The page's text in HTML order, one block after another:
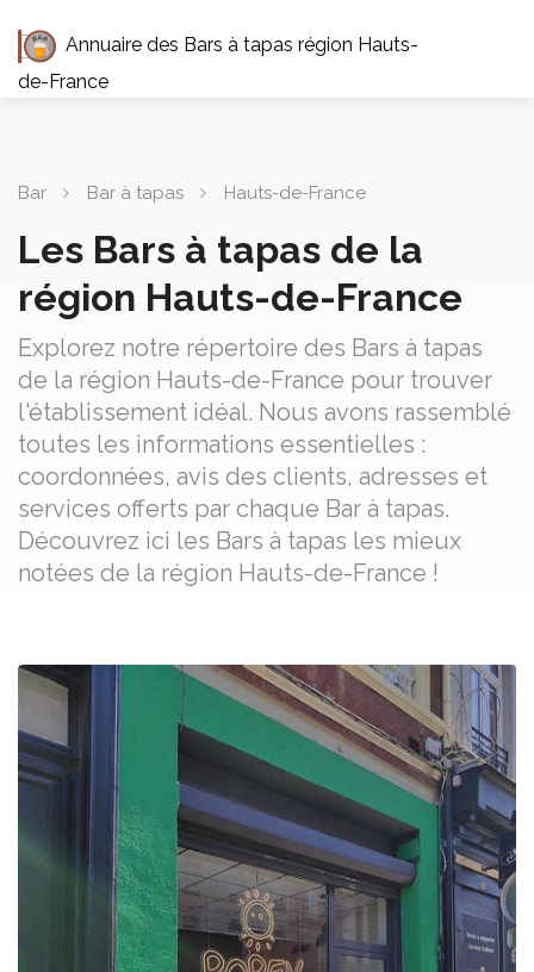
Annuaire des Bars à tapas région Hauts-
de-France
Bar Bar à tapas Hauts-de-France
Les Bars à tapas de la
région Hauts-de-France
Explorez notre répertoire des Bars à tapas
de la région Hauts-de-France pour trouver
l'établissement idéal. Nous avons rassemblé
toutes les informations essentielles :
coordonnées, avis des clients, adresses et
services offerts par chaque Bar à tapas.
Découvrez ici les Bars à tapas les mieux
notées de la région Hauts-de-France !